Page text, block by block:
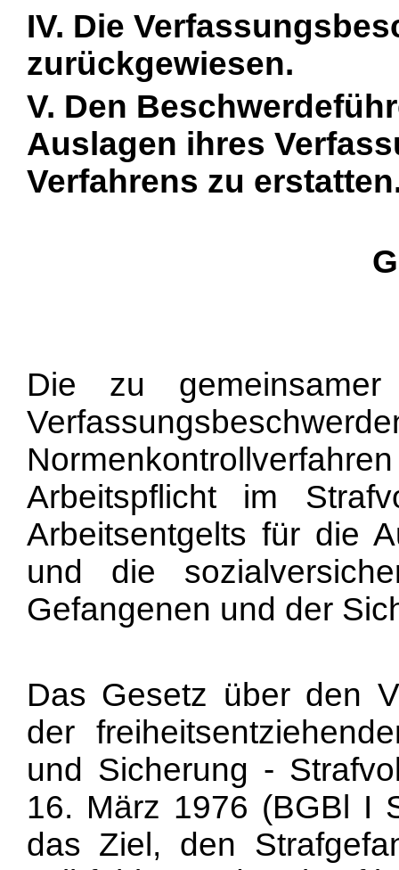
IV. Die
zurückgewiesen.
V. Den
Auslagen ihres
Verfahrens zu
Die zu gemeinsamer
Arbeitspflicht im
Arbeitsentgelts für die
und die
Gefangenen und der
Das Gesetz über den
der
und Sicherung -
16. März 1976 (BGBl I
das Ziel, den